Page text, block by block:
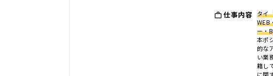
仕事内容 タイ
WEB
ー・
本ポ
的な
い業
籍し
に関